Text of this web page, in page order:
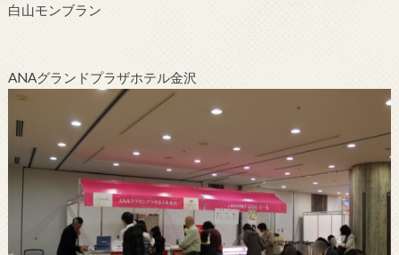
白山モンブラン
ANAグランドプラザホテル金沢